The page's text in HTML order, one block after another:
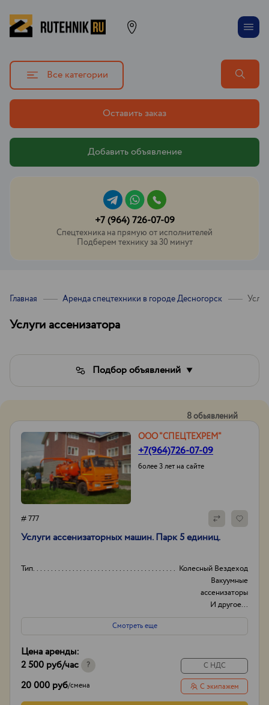
Все категории
Оставить заказ
Добавить объявление
+7 (964) 726-07-09
Спецтехника на прямую от исполнителей
Подберем технику за 30 минут
Главная Аренда спецтехники в городе Десногорск
Услуги ассенизатора
Подбор объявлений
8 обьявлений
ООО "СПЕЦТЕХРЕМ"
+7(964)726-07-09
более 3 лет на сайте
# 777
Услуги ассенизаторных машин. Парк 5 единиц.
Тип
Колесный Вездеход
Вакуумные
ассенизаторы
И другое...
Опыт работы:
10
Порядок оплаты
оплата
Смотреть еще
Цена аренды:
2 500 руб/час ?
20 000 руб/смена
С НДС
С экипажем